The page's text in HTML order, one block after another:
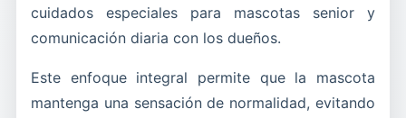
cuidados especiales para mascotas senior y
comunicación diaria con los dueños.
Este enfoque integral permite que la mascota
mantenga una sensación de normalidad, evitando